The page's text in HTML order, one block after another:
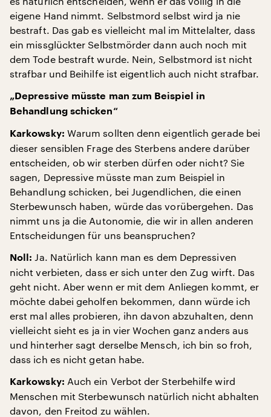
eigene Hand nimmt. Selbstmord selbst wird ja nie
bestraft. Das gab es vielleicht mal im Mittelalter, dass
ein missglückter Selbstmörder dann auch noch mit
dem Tode bestraft wurde. Nein, Selbstmord ist nicht
strafbar und Beihilfe ist eigentlich auch nicht strafbar.
„Depressive müsste man zum Beispiel in
Behandlung schicken“
Karkowsky: Warum sollten denn eigentlich gerade bei
dieser sensiblen Frage des Sterbens andere darüber
entscheiden, ob wir sterben dürfen oder nicht? Sie
sagen, Depressive müsste man zum Beispiel in
Behandlung schicken, bei Jugendlichen, die einen
Sterbewunsch haben, würde das vorübergehen. Das
nimmt uns ja die Autonomie, die wir in allen anderen
Entscheidungen für uns beanspruchen?
Noll: Ja. Natürlich kann man es dem Depressiven
nicht verbieten, dass er sich unter den Zug wirft. Das
geht nicht. Aber wenn er mit dem Anliegen kommt, er
möchte dabei geholfen bekommen, dann würde ich
erst mal alles probieren, ihn davon abzuhalten, denn
vielleicht sieht es ja in vier Wochen ganz anders aus
und hinterher sagt derselbe Mensch, ich bin so froh,
dass ich es nicht getan habe.
Karkowsky: Auch ein Verbot der Sterbehilfe wird
Menschen mit Sterbewunsch natürlich nicht abhalten
davon, den Freitod zu wählen.